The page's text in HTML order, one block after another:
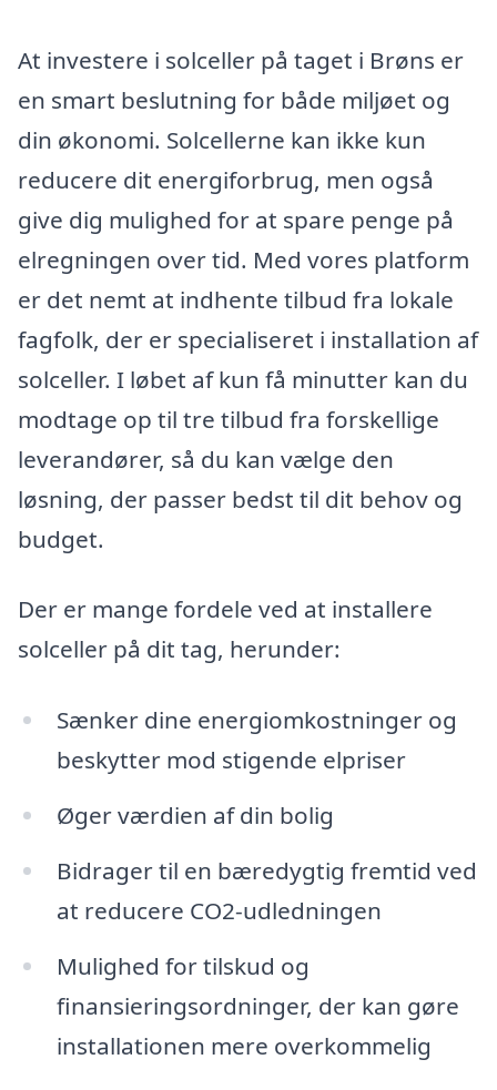
At investere i solceller på taget i Brøns er
en smart beslutning for både miljøet og
din økonomi. Solcellerne kan ikke kun
reducere dit energiforbrug, men også
give dig mulighed for at spare penge på
elregningen over tid. Med vores platform
er det nemt at indhente tilbud fra lokale
fagfolk, der er specialiseret i installation af
solceller. I løbet af kun få minutter kan du
modtage op til tre tilbud fra forskellige
leverandører, så du kan vælge den
løsning, der passer bedst til dit behov og
budget.
Der er mange fordele ved at installere
solceller på dit tag, herunder:
Sænker dine energiomkostninger og
beskytter mod stigende elpriser
Øger værdien af din bolig
Bidrager til en bæredygtig fremtid ved
at reducere CO2-udledningen
Mulighed for tilskud og
finansieringsordninger, der kan gøre
installationen mere overkommelig